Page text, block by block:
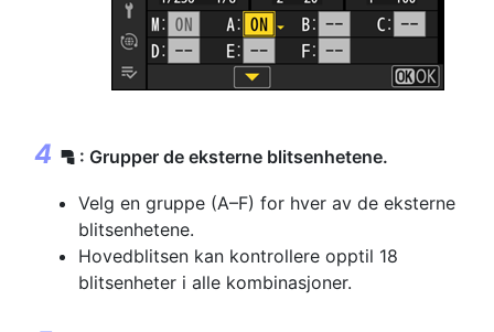
f : Grupper de eksterne blitsenhetene.
Velg en gruppe (A–F) for hver av de eksterne
blitsenhetene.
Hovedblitsen kan kontrollere opptil 18
blitsenheter i alle kombinasjoner.